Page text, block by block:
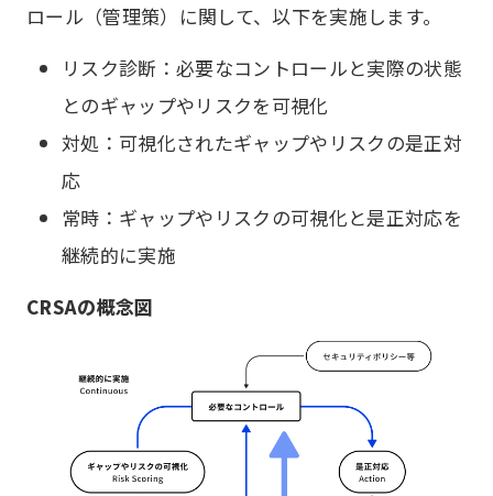
ロール（管理策）に関して、以下を実施します。
リスク診断：必要なコントロールと実際の状態
とのギャップやリスクを可視化
対処：可視化されたギャップやリスクの是正対
応
常時：ギャップやリスクの可視化と是正対応を
継続的に実施
CRSAの概念図